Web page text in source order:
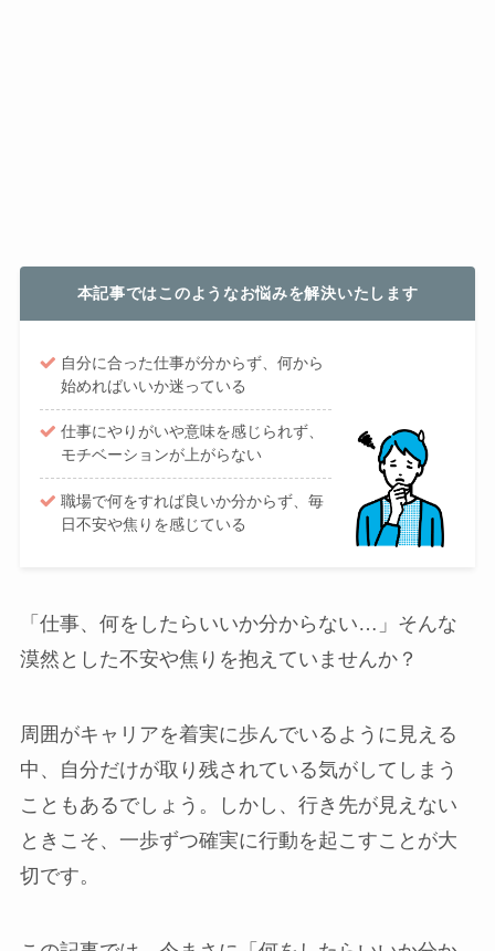
本記事ではこのようなお悩みを解決いたします
自分に合った仕事が分からず、何から
始めればいいか迷っている
仕事にやりがいや意味を感じられず、
モチベーションが上がらない
職場で何をすれば良いか分からず、毎
日不安や焦りを感じている
「仕事、何をしたらいいか分からない…」そんな
漠然とした不安や焦りを抱えていませんか？
周囲がキャリアを着実に歩んでいるように見える
中、自分だけが取り残されている気がしてしまう
こともあるでしょう。しかし、行き先が見えない
ときこそ、一歩ずつ確実に行動を起こすことが大
切です。